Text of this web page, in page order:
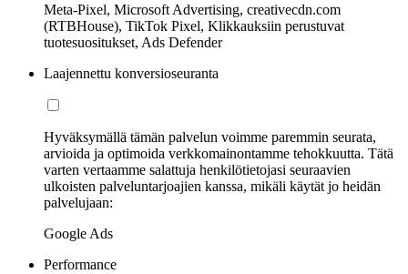
Meta-Pixel, Microsoft Advertising, creativecdn.com
(RTBHouse), TikTok Pixel, Klikkauksiin perustuvat
tuotesuositukset, Ads Defender
Laajennettu konversioseuranta
Hyväksymällä tämän palvelun voimme paremmin seurata,
arvioida ja optimoida verkkomainontamme tehokkuutta. Tätä
varten vertaamme salattuja henkilötietojasi seuraavien
ulkoisten palveluntarjoajien kanssa, mikäli käytät jo heidän
palvelujaan:
Google Ads
Performance